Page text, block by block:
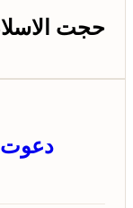
حجت
دعوت